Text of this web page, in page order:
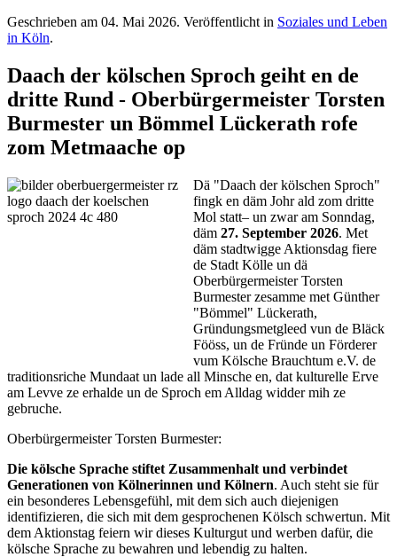
Geschrieben am 04. Mai 2026. Veröffentlicht in Soziales und Leben
in Köln.
Daach der kölschen Sproch geiht en de
dritte Rund - Oberbürgermeister Torsten
Burmester un Bömmel Lückerath rofe
zom Metmaache op
Dä "Daach der kölschen Sproch"
fingk en däm Johr ald zom dritte
Mol statt– un zwar am Sonndag,
däm 27. September 2026. Met
däm stadtwigge Aktionsdag fiere
de Stadt Kölle un dä
Oberbürgermeister Torsten
Burmester zesamme met Günther
"Bömmel" Lückerath,
Gründungsmetgleed vun de Bläck
Fööss, un de Fründe un Förderer
vum Kölsche Brauchtum e.V. de
traditionsriche Mundaat un lade all Minsche en, dat kulturelle Erve
am Levve ze erhalde un de Sproch em Alldag widder mih ze
gebruche.
Oberbürgermeister Torsten Burmester:
Die kölsche Sprache stiftet Zusammenhalt und verbindet
Generationen von Kölnerinnen und Kölnern. Auch steht sie für
ein besonderes Lebensgefühl, mit dem sich auch diejenigen
identifizieren, die sich mit dem gesprochenen Kölsch schwertun. Mit
dem Aktionstag feiern wir dieses Kulturgut und werben dafür, die
kölsche Sprache zu bewahren und lebendig zu halten.